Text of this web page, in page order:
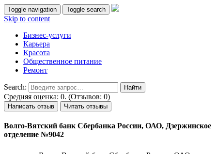
Toggle navigation Toggle search
Skip to content
Бизнес-услуги
Карьера
Красота
Общественное питание
Ремонт
Search:
Средняя оценка: 0. (Отзывов: 0)
Написать отзыв Читать отзывы
Волго-Вятский банк Сбербанка России, ОАО, Дзержинское
отделение №9042